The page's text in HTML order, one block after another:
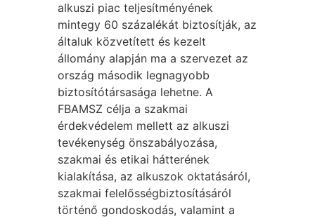
alkuszi piac teljesítményének
mintegy 60 százalékát biztosítják, az
általuk közvetített és kezelt
állomány alapján ma a szervezet az
ország második legnagyobb
biztosítótársasága lehetne. A
FBAMSZ célja a szakmai
érdekvédelem mellett az alkuszi
tevékenység önszabályozása,
szakmai és etikai hátterének
kialakítása, az alkuszok oktatásáról,
szakmai felelősségbiztosításáról
történő gondoskodás, valamint a